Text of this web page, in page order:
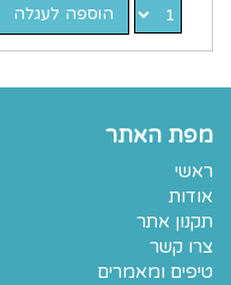
הוספה לעגלה
מפת האתר
ראשי
אודות
תקנון אתר
צרו קשר
טיפים ומאמרים